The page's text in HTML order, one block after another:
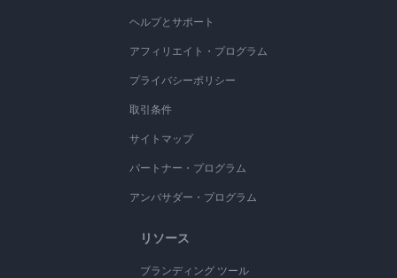
ヘルプとサポート
アフィリエイト・プログラム
プライバシーポリシー
取引条件
サイトマップ
パートナー・プログラム
アンバサダー・プログラム
リソース
ブランディング ツール